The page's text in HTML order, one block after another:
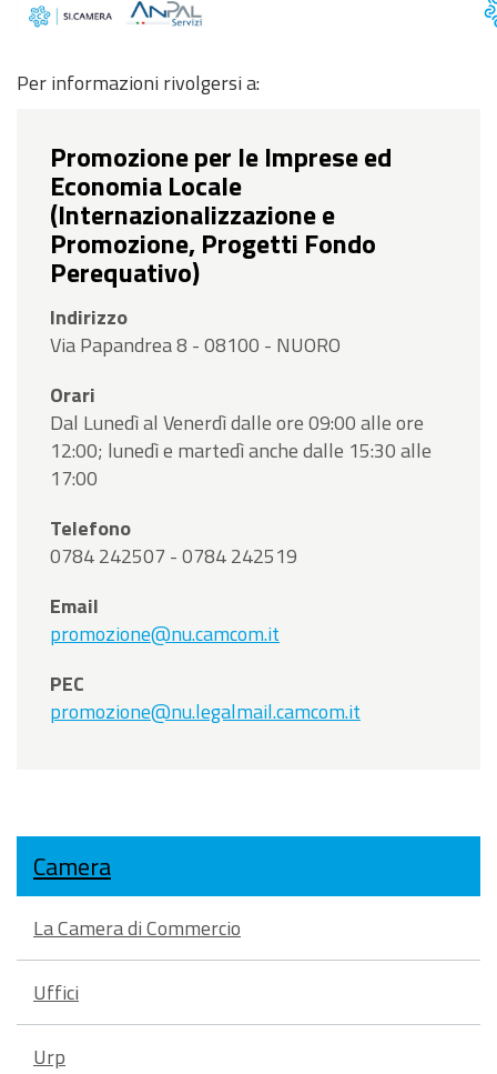
Per informazioni rivolgersi a:
Promozione per le Imprese ed
Economia Locale
(Internazionalizzazione e
Promozione, Progetti Fondo
Perequativo)
Indirizzo
Via Papandrea 8 - 08100 - NUORO
Orari
Dal Lunedì al Venerdì dalle ore 09:00 alle ore
12:00; lunedì e martedì anche dalle 15:30 alle
17:00
Telefono
0784 242507 - 0784 242519
Email
promozione@nu.camcom.it
PEC
promozione@nu.legalmail.camcom.it
Camera
La Camera di Commercio
Uffici
Urp